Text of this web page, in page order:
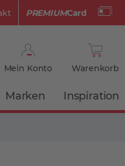
PREMIUMCard
Mein Konto Warenkorb
Marken Inspiration